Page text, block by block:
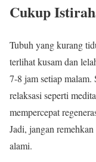
Cukup
Tubuh yang kurang
terlihat kusam dan
7-8 jam setiap
relaksasi seperti
mempercepat
Jadi, jangan
alami.